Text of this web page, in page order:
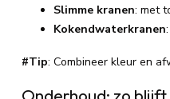
Slimme kranen: met
Kokendwaterkranen
#Tip: Combineer kleur en